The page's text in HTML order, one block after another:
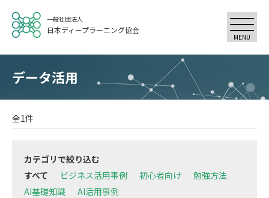
一般社団法人
日本ディープラーニング協会
MENU
データ活用
全1件
カテゴリで絞り込む
すべて
ビジネス活用事例 初心者向け
勉強方法
AI基礎知識
AI活用事例